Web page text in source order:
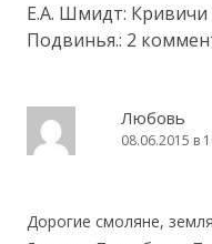
Е.А. Шмидт:
Подвинья.: 2
Любовь
08.06.2015 в
Дорогие смоляне,